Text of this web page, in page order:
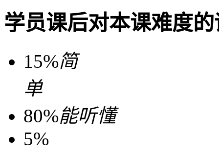
学员课后对本课难度
15%简
单
80%能听懂
5%